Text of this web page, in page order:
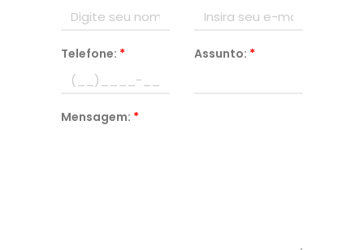
Telefone: * Assunto: *
Mensagem: *